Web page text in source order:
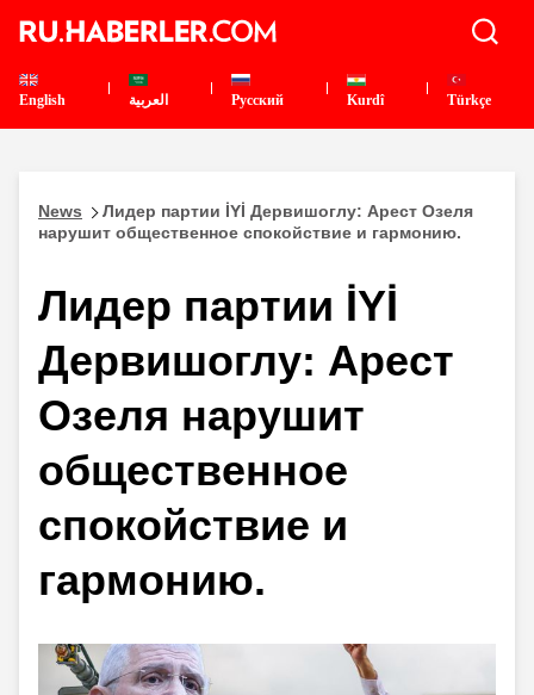
English العربية Pусский Kurdî Türkçe
News
Лидер партии İYİ Дервишоглу: Арест Озеля
нарушит общественное спокойствие и гармонию.
Лидер партии İYİ
Дервишоглу: Арест
Озеля нарушит
общественное
спокойствие и
гармонию.